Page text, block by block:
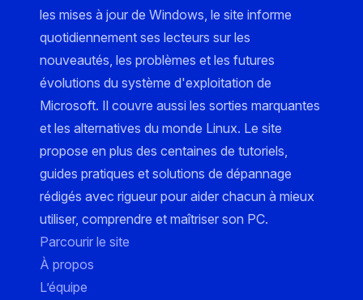
les mises à jour de Windows, le site informe
quotidiennement ses lecteurs sur les
nouveautés, les problèmes et les futures
évolutions du système d'exploitation de
Microsoft. Il couvre aussi les sorties marquantes
et les alternatives du monde Linux. Le site
propose en plus des centaines de tutoriels,
guides pratiques et solutions de dépannage
rédigés avec rigueur pour aider chacun à mieux
utiliser, comprendre et maîtriser son PC.
Parcourir le site
À propos
L’équipe